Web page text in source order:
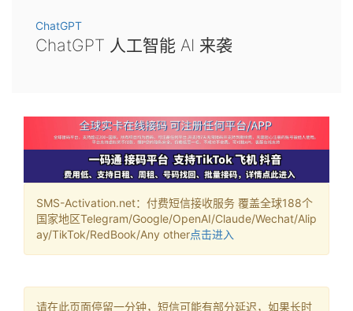
ChatGPT
ChatGPT 人工智能 AI 来袭
SMS-Activation.net：付费短信接收服务 覆盖全球188个
国家地区Telegram/Google/OpenAI/Claude/Wechat/Alip
ay/TikTok/RedBook/Any other点击进入
请在此页面停留一分钟，短信可能有部分延迟，如果长时